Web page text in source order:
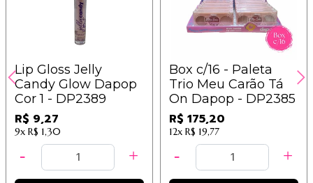
Lip Gloss Jelly
Candy Glow Dapop
Cor 1 - DP2389
R$ 9,27
9x R$ 1,30
Box c/16 - Paleta
Trio Meu Carão Tá
On Dapop - DP2385
R$ 175,20
12x R$ 19,77